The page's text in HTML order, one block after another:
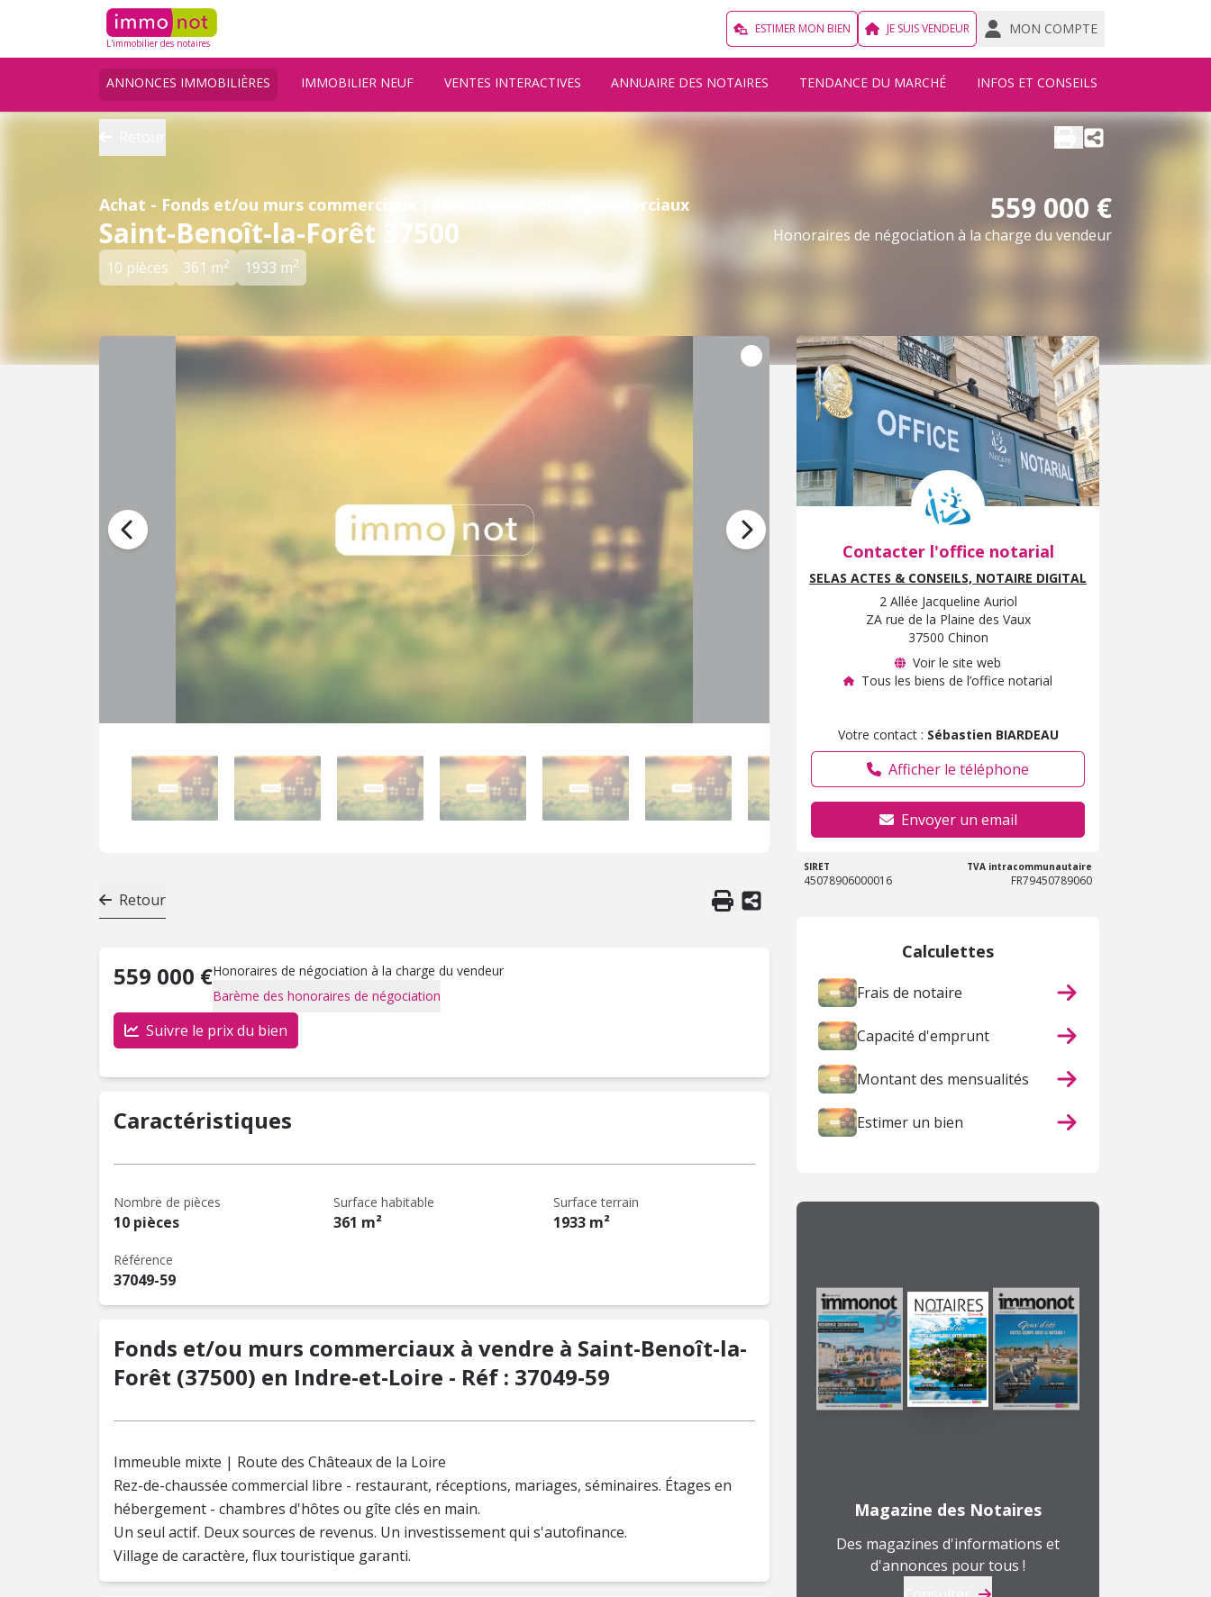
L'immobilier des notaires
ESTIMER MON BIEN JE SUIS VENDEUR MON COMPTE
ANNONCES IMMOBILIÈRES IMMOBILIER NEUF VENTES INTERACTIVES ANNUAIRE DES NOTAIRES TENDANCE DU MARCHÉ INFOS ET CONSEILS
Achat - Fonds et/ou murs commerciaux | Fonds et/ou murs commerciaux
Saint-Benoît-la-Forêt 37500
10 pièces 361 m2 1933 m2
559 000 €
Honoraires de négociation à la charge du vendeur
Retour
559 000 €Honoraires de négociation à la charge du vendeur
Barème des honoraires de négociation
Suivre le prix du bien
Caractéristiques
Nombre de pièces
10 pièces
Surface habitable
361 m²
Surface terrain
1933 m²
Référence
37049-59
Fonds et/ou murs commerciaux à vendre à Saint-Benoît-la-
Forêt (37500) en Indre-et-Loire - Réf : 37049-59
Immeuble mixte | Route des Châteaux de la Loire
Rez-de-chaussée commercial libre - restaurant, réceptions, mariages, séminaires. Étages en
hébergement - chambres d'hôtes ou gîte clés en main.
Un seul actif. Deux sources de revenus. Un investissement qui s'autofinance.
Village de caractère, flux touristique garanti.
Contacter l'office notarial
SELAS ACTES & CONSEILS, NOTAIRE DIGITAL
2 Allée Jacqueline Auriol
ZA rue de la Plaine des Vaux
37500 Chinon
Voir le site web
Tous les biens de l’office notarial
Votre contact : Sébastien BIARDEAU
Afficher le téléphone
Envoyer un email
SIRET
45078906000016
TVA intracommunautaire
FR79450789060
Calculettes
Frais de notaire
Capacité d'emprunt
Montant des mensualités
Estimer un bien
Magazine des Notaires
Des magazines d'informations et
d'annonces pour tous !